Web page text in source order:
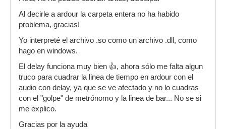
Al decirle a ardour la carpeta entera no ha habido
problema, gracias!
Yo interpreté el archivo .so como un archivo .dll, como
hago en windows.
El delay funciona muy bien 👍, ahora sólo me falta algun
truco para cuadrar la linea de tiempo en ardour con el
audio con delay, ya que se ve afectado y no lo cuadras
con el "golpe" de metrónomo y la linea de bar... No se si
me explico.
Gracias por la ayuda